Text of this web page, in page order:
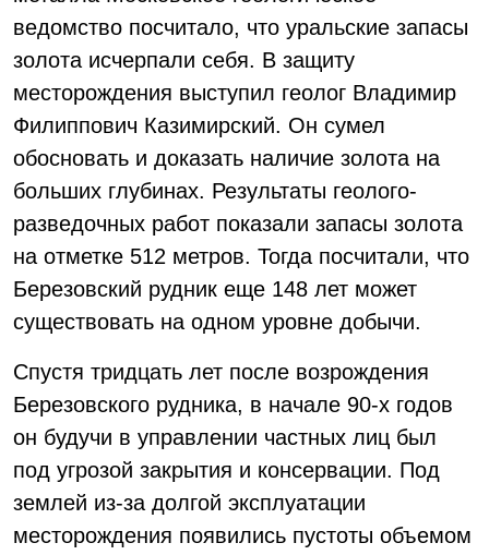
ведомство посчитало, что уральские запасы
золота исчерпали себя. В защиту
месторождения выступил геолог Владимир
Филиппович Казимирский. Он сумел
обосновать и доказать наличие золота на
больших глубинах. Результаты геолого-
разведочных работ показали запасы золота
на отметке 512 метров. Тогда посчитали, что
Березовский рудник еще 148 лет может
существовать на одном уровне добычи.
Спустя тридцать лет после возрождения
Березовского рудника, в начале 90-х годов
он будучи в управлении частных лиц был
под угрозой закрытия и консервации. Под
землей из-за долгой эксплуатации
месторождения появились пустоты объемом